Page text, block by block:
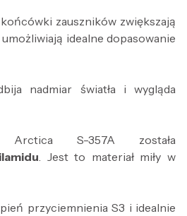
zauszników zwiększają
idealne dopasowanie
nadmiar światła i wygląda
Arctica S-357A została
. Jest to materiał miły w
przyciemnienia S3 i idealnie